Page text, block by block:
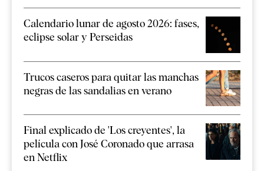
Calendario lunar de agosto 2026: fases,
eclipse solar y Perseidas
Trucos caseros para quitar las manchas
negras de las sandalias en verano
Final explicado de 'Los creyentes', la
película con José Coronado que arrasa
en Netflix